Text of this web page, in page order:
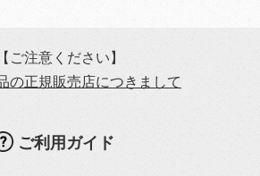
【ご注意ください】
の正規販売店につきまして
ご利用ガイド